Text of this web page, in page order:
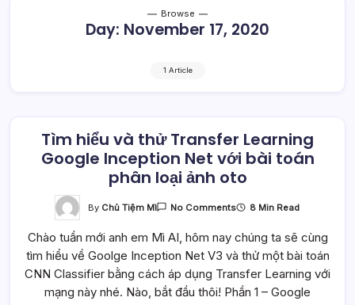
Browse
Day: November 17, 2020
1 Article
Tìm hiểu và thử Transfer Learning
Google Inception Net với bài toán
phân loại ảnh oto
By Chủ Tiệm Mì No CommentsOn
Và
Transfer
Learning
Google
Inception
Net
8 Min Read
Chào tuần mới anh em Mì AI, hôm nay chúng ta sẽ cùng
tìm hiểu về Goolge Inception Net V3 và thử một bài toán
CNN Classifier bằng cách áp dụng Transfer Learning với
mạng này nhé. Nào, bắt đầu thôi! Phần 1 – Google